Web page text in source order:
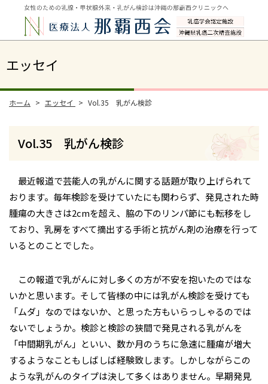
エッセイ
ホーム エッセイ Vol.35 乳がん検診
Vol.35 乳がん検診
最近報道で芸能人の乳がんに関する話題が取り上げられて
おります。毎年検診を受けていたにも関わらず、発見された時
腫瘍の大きさは2cmを超え、脇の下のリンパ節にも転移をし
ており、乳房をすべて摘出する手術と抗がん剤の治療を行って
いるとのことでした。
この報道で乳がんに対し多くの方が不安を抱いたのではな
いかと思います。そして皆様の中には乳がん検診を受けても
「ムダ」なのではないか、と思った方もいらっしゃるのでは
ないでしょうか。検診と検診の狭間で発見される乳がんを
「中間期乳がん」といい、数か月のうちに急速に腫瘍が増大
するようなこともしばしば経験致します。しかしながらこの
ような乳がんのタイプは決して多くはありません。早期発見